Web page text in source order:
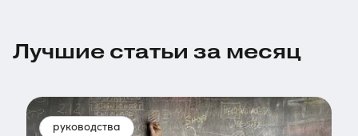
Лучшие статьи за месяц
руководства